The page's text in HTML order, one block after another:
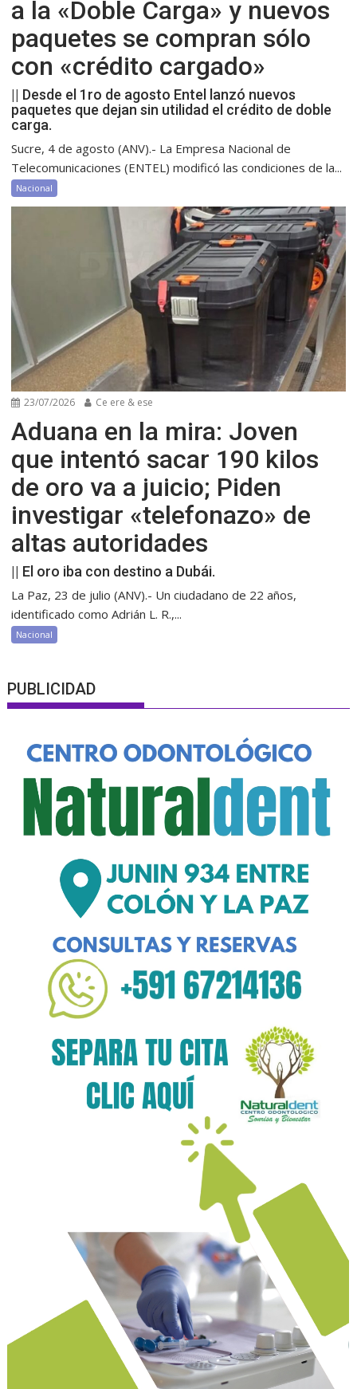
a la «Doble Carga» y nuevos
paquetes se compran sólo
con «crédito cargado»
|| Desde el 1ro de agosto Entel lanzó nuevos
paquetes que dejan sin utilidad el crédito de doble
carga.
Sucre, 4 de agosto (ANV).- La Empresa Nacional de
Telecomunicaciones (ENTEL) modificó las condiciones de la...
Nacional
23/07/2026 Ce ere & ese
Aduana en la mira: Joven
que intentó sacar 190 kilos
de oro va a juicio; Piden
investigar «telefonazo» de
altas autoridades
|| El oro iba con destino a Dubái.
La Paz, 23 de julio (ANV).- Un ciudadano de 22 años,
identificado como Adrián L. R.,...
Nacional
PUBLICIDAD